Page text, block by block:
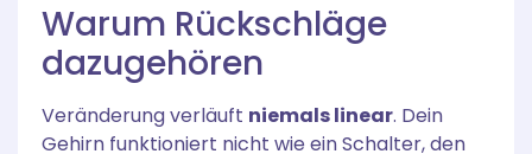
Warum Rückschläge
dazugehören
Veränderung verläuft niemals linear. Dein
Gehirn funktioniert nicht wie ein Schalter, den